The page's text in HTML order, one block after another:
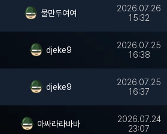
물만두여여
2026.07.26
15:32
djeke9
2026.07.25
16:38
djeke9
2026.07.25
16:37
아싸라라바바
2026.07.24
23:07